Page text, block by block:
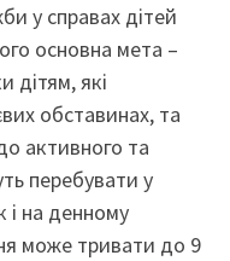
у справах дітей
основна мета –
дітям, які
обставинах, та
активного та
перебувати у
і на денному
може тривати до 9